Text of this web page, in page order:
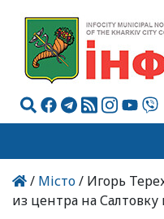
/ Місто/ Игорь
из центра на